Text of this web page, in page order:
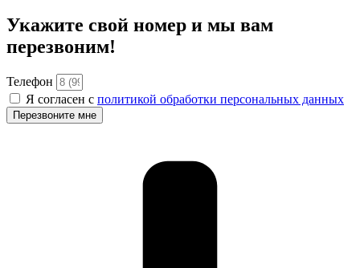
Укажите свой номер и мы вам
перезвоним!
Телефон
Я согласен с политикой обработки персональных данных
Перезвоните мне